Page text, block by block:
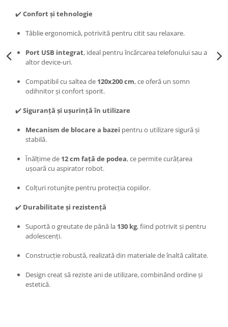
✔️Confort și tehnologie
Tăblie ergonomică, potrivită pentru citit sau relaxare.
Port USB integrat, ideal pentru încărcarea telefonului sau a
altor device-uri.
Compatibil cu saltea de 120x200 cm, ce oferă un somn
odihnitor și confort sporit.
✔️Siguranță și ușurință în utilizare
Mecanism de blocare a bazei pentru o utilizare sigură și
stabilă.
Înălțime de 12 cm față de podea, ce permite curățarea
ușoară cu aspirator robot.
Colțuri rotunjite pentru protecția copiilor.
✔️ Durabilitate și rezistență
Suportă o greutate de până la 130 kg, fiind potrivit și pentru
adolescenți.
Construcție robustă, realizată din materiale de înaltă calitate.
Design creat să reziste ani de utilizare, combinând ordine și
estetică.